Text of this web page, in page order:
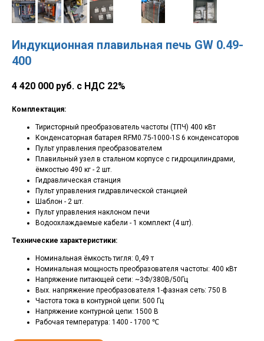
Индукционная плавильная печь GW 0.49-
400
4 420 000 руб. с НДС 22%
Комплектация:
Тиристорный преобразователь частоты (ТПЧ) 400 кВт
Конденсаторная батарея RFM0.75-1000-1S 6 конденсаторов
Пульт управления преобразователем
Плавильный узел в стальном корпусе с гидроцилиндрами,
ёмкостью 490 кг - 2 шт.
Гидравлическая станция
Пульт управления гидравлической станцией
Шаблон - 2 шт.
Пульт управления наклоном печи
Водоохлаждаемые кабели - 1 комплект (4 шт).
Технические характеристики:
Номинальная ёмкость тигля: 0,49 т
Номинальная мощность преобразователя частоты: 400 кВт
Напряжение питающей сети: ~3Ф/380В/50Гц
Вых. напряжение преобразователя 1-фазная сеть: 750 В
Частота тока в контурной цепи: 500 Гц
Напряжение контурной цепи: 1500 В
Рабочая температура: 1400 - 1700 ℃